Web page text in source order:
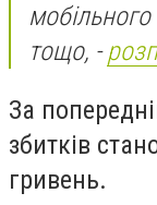
мобільного
тощо, -
За
збитків
гривень.